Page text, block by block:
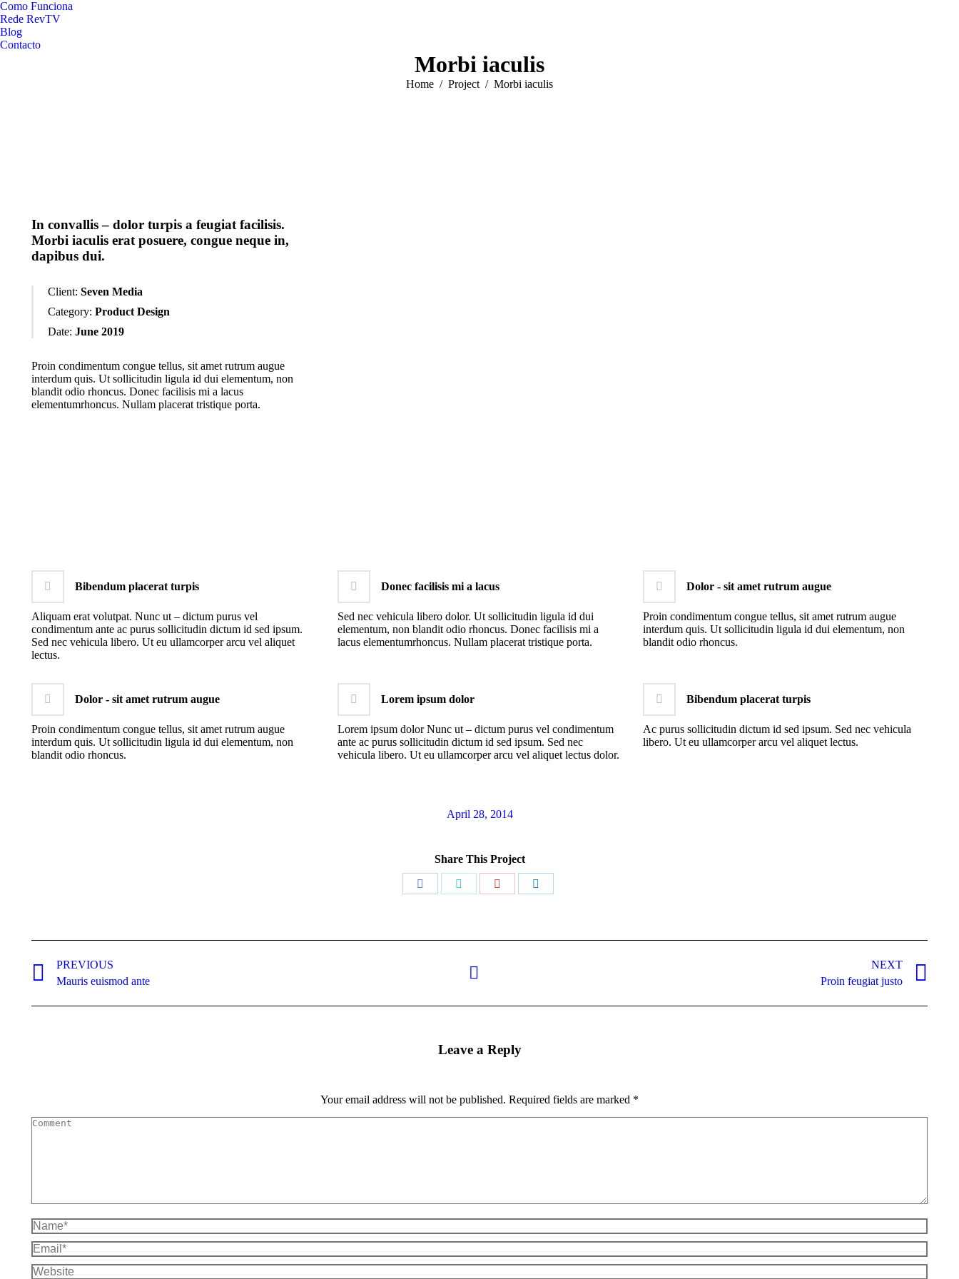
Como Funciona
Rede RevTV
Blog
Contacto
Morbi iaculis
You are here:
Home Project Morbi iaculis
In convallis – dolor turpis a feugiat facilisis.
Morbi iaculis erat posuere, congue neque in,
dapibus dui.
Client: Seven Media
Category: Product Design
Date: June 2019
Proin condimentum congue tellus, sit amet rutrum augue
interdum quis. Ut sollicitudin ligula id dui elementum, non
blandit odio rhoncus. Donec facilisis mi a lacus
elementumrhoncus. Nullam placerat tristique porta.
Bibendum placerat turpis
Aliquam erat volutpat. Nunc ut – dictum purus vel
condimentum ante ac purus sollicitudin dictum id sed ipsum.
Sed nec vehicula libero. Ut eu ullamcorper arcu vel aliquet
lectus.
Donec facilisis mi a lacus
Sed nec vehicula libero dolor. Ut sollicitudin ligula id dui
elementum, non blandit odio rhoncus. Donec facilisis mi a
lacus elementumrhoncus. Nullam placerat tristique porta.
Dolor - sit amet rutrum augue
Proin condimentum congue tellus, sit amet rutrum augue
interdum quis. Ut sollicitudin ligula id dui elementum, non
blandit odio rhoncus.
Dolor - sit amet rutrum augue
Proin condimentum congue tellus, sit amet rutrum augue
interdum quis. Ut sollicitudin ligula id dui elementum, non
blandit odio rhoncus.
Lorem ipsum dolor
Lorem ipsum dolor Nunc ut – dictum purus vel condimentum
ante ac purus sollicitudin dictum id sed ipsum. Sed nec
vehicula libero. Ut eu ullamcorper arcu vel aliquet lectus dolor.
Bibendum placerat turpis
Ac purus sollicitudin dictum id sed ipsum. Sed nec vehicula
libero. Ut eu ullamcorper arcu vel aliquet lectus.
April 28, 2014
Share This Project
PREVIOUS
Mauris euismod ante
NEXT
Proin feugiat justo
Leave a Reply
Your email address will not be published. Required fields are marked *
Comment
Name *
Email *
Website